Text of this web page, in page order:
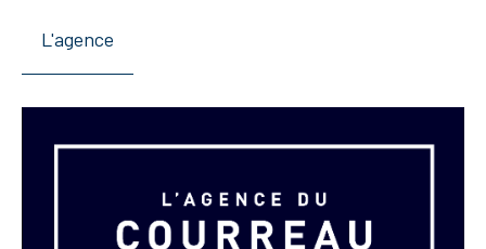
L'agence